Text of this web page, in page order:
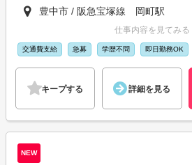
豊中市 / 阪急宝塚線 岡町駅
仕事内容を見てみる
交通費支給 急募 学歴不問 即日勤務OK
キープする 詳細を見る
NEW